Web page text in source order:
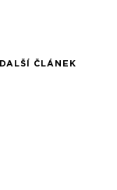
DALŠÍ ČLÁNEK